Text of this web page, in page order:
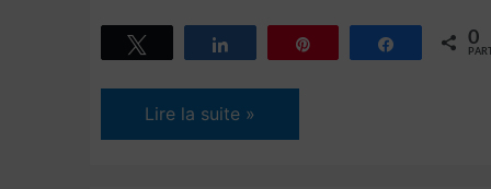
Tweetez Partagez Partagez 0
Comment
gérer
Lire la suite »